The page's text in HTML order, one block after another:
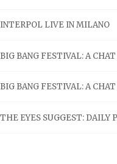
INTERPOL LIVE IN MILANO
BIG BANG FESTIVAL: A
BIG BANG FESTIVAL: A
THE EYES SUGGEST: DAILY